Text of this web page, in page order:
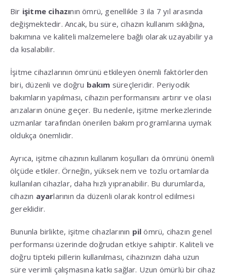
Bir işitme cihazının ömrü, genellikle 3 ila 7 yıl arasında
değişmektedir. Ancak, bu süre, cihazın kullanım sıklığına,
bakımına ve kaliteli malzemelere bağlı olarak uzayabilir ya
da kısalabilir.
İşitme cihazlarının ömrünü etkileyen önemli faktörlerden
biri, düzenli ve doğru bakım süreçleridir. Periyodik
bakımların yapılması, cihazın performansını artırır ve olası
arızaların önüne geçer. Bu nedenle, işitme merkezlerinde
uzmanlar tarafından önerilen bakım programlarına uymak
oldukça önemlidir.
Ayrıca, işitme cihazının kullanım koşulları da ömrünü önemli
ölçüde etkiler. Örneğin, yüksek nem ve tozlu ortamlarda
kullanılan cihazlar, daha hızlı yıpranabilir. Bu durumlarda,
cihazın ayarlarının da düzenli olarak kontrol edilmesi
gereklidir.
Bununla birlikte, işitme cihazlarının pil ömrü, cihazın genel
performansı üzerinde doğrudan etkiye sahiptir. Kaliteli ve
doğru tipteki pillerin kullanılması, cihazınızın daha uzun
süre verimli çalışmasına katkı sağlar. Uzun ömürlü bir cihaz